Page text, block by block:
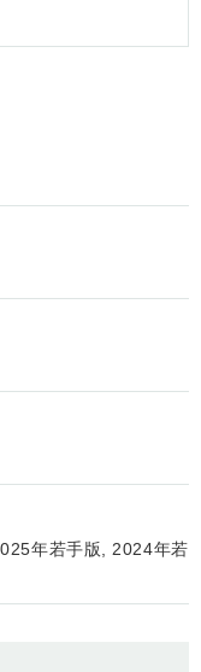
年若手版, 2024年若